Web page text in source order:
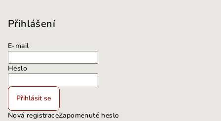
Přihlášení
E-mail
Heslo
Přihlásit se
Nová registraceZapomenuté heslo